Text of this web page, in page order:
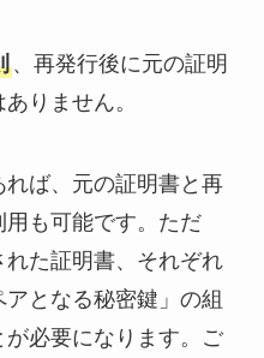
、再発行後に元の証明
りません。
ば、元の証明書と再
も可能です。ただ
れた証明書、それぞれ
となる秘密鍵」の組
必要になります。ご